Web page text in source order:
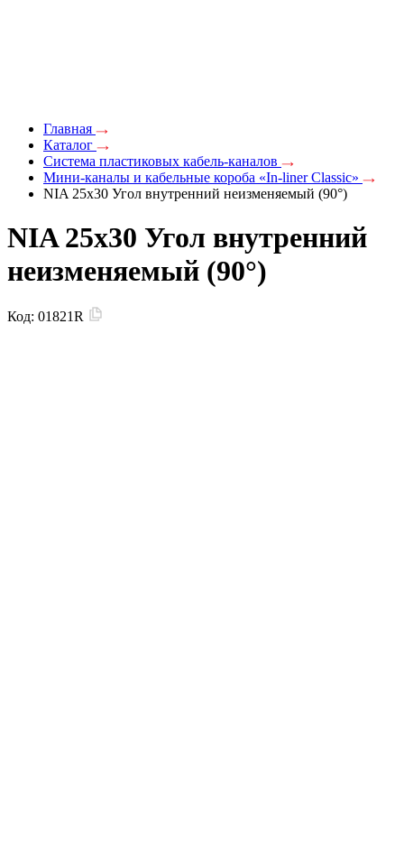
Главная
Каталог
Система пластиковых кабель-каналов
Мини-каналы и кабельные короба «In-liner Classic»
NIA 25x30 Угол внутренний неизменяемый (90°)
NIA 25x30 Угол внутренний
неизменяемый (90°)
Код: 01821R